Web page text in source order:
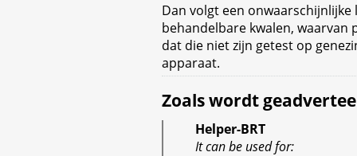
Dan volgt een onwaarschijnlijke
behandelbare kwalen, waarvan
dat die niet zijn getest op
apparaat.
Zoals wordt
Helper-BRT
It can be used for: